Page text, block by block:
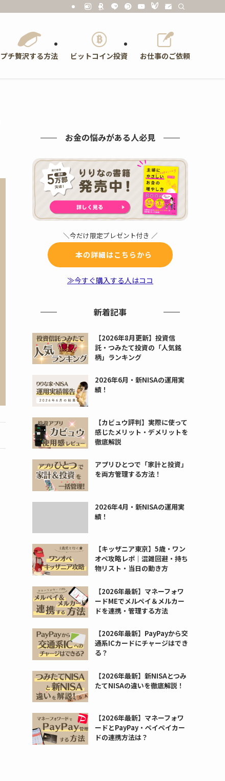
プチ贅沢する方法 ビットコイン投資 お仕事のご依頼
お金の悩みがある人必見
＼今だけ限定プレゼント付き ／
本の詳細はこちらから
≫今すぐ購入する人はココ
新着記事
【2026年8月更新】投資信
託・つみたて投資の「人気銘
柄」ランキング
2026年6月・新NISAの運用実
績！
【カビュウ評判】実際に使って
感じたメリット・デメリットを
徹底解説
アプリひとつで「家計と投資」
を両方管理する方法！
2026年4月・新NISAの運用実
績！
【キッザニア東京】5歳・ワン
オペ攻略レポ｜混雑回避・持ち
物リスト・当日の動き方
【2026年最新】マネーフォワ
ードMEでメルペイ＆メルカー
ドを連携・管理する方法
【2026年最新】PayPayから交
通系ICカードにチャージはでき
る？
【2026年最新】新NISAとつみ
たてNISAの違いを徹底解説！
【2026年最新】マネーフォワ
ードとPayPay・ペイペイカー
ドの連携方法は？